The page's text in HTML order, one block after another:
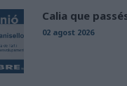
Calia que
02 agost 2026